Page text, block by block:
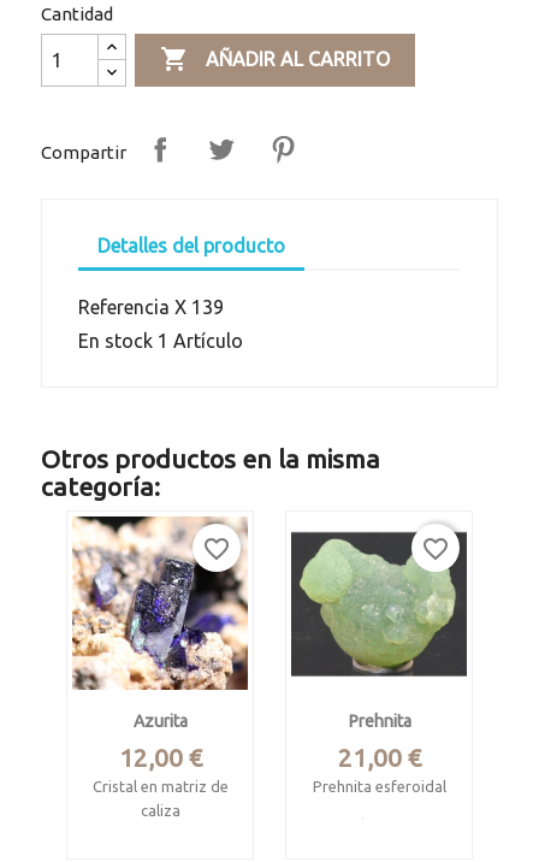
Cantidad
 AÑADIR AL CARRITO
Compartir
Detalles del producto
Referencia X 139
En stock 1 Artículo
Otros productos en la misma
categoría:
Azurita
Precio
12,00 €
Cristal en matriz de
caliza
favorite_border
Prehnita
Precio
21,00 €
Prehnita esferoidal
favorite_border